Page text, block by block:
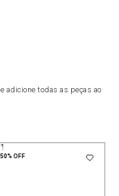
adicione todas as peças ao
50%OFF